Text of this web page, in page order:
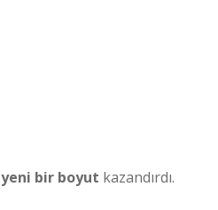
yeni bir boyut kazandırdı.